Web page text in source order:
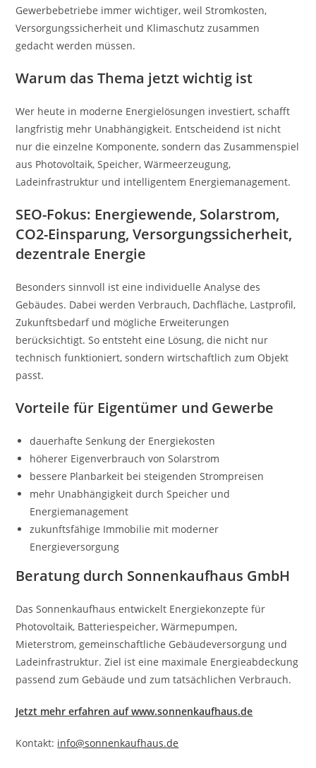
Gewerbebetriebe immer wichtiger, weil Stromkosten,
Versorgungssicherheit und Klimaschutz zusammen
gedacht werden müssen.
Warum das Thema jetzt wichtig ist
Wer heute in moderne Energielösungen investiert, schafft
langfristig mehr Unabhängigkeit. Entscheidend ist nicht
nur die einzelne Komponente, sondern das Zusammenspiel
aus Photovoltaik, Speicher, Wärmeerzeugung,
Ladeinfrastruktur und intelligentem Energiemanagement.
SEO-Fokus: Energiewende, Solarstrom,
CO2-Einsparung, Versorgungssicherheit,
dezentrale Energie
Besonders sinnvoll ist eine individuelle Analyse des
Gebäudes. Dabei werden Verbrauch, Dachfläche, Lastprofil,
Zukunftsbedarf und mögliche Erweiterungen
berücksichtigt. So entsteht eine Lösung, die nicht nur
technisch funktioniert, sondern wirtschaftlich zum Objekt
passt.
Vorteile für Eigentümer und Gewerbe
dauerhafte Senkung der Energiekosten
höherer Eigenverbrauch von Solarstrom
bessere Planbarkeit bei steigenden Strompreisen
mehr Unabhängigkeit durch Speicher und
Energiemanagement
zukunftsfähige Immobilie mit moderner
Energieversorgung
Beratung durch Sonnenkaufhaus GmbH
Das Sonnenkaufhaus entwickelt Energiekonzepte für
Photovoltaik, Batteriespeicher, Wärmepumpen,
Mieterstrom, gemeinschaftliche Gebäudeversorgung und
Ladeinfrastruktur. Ziel ist eine maximale Energieabdeckung
passend zum Gebäude und zum tatsächlichen Verbrauch.
Jetzt mehr erfahren auf www.sonnenkaufhaus.de
Kontakt: info@sonnenkaufhaus.de